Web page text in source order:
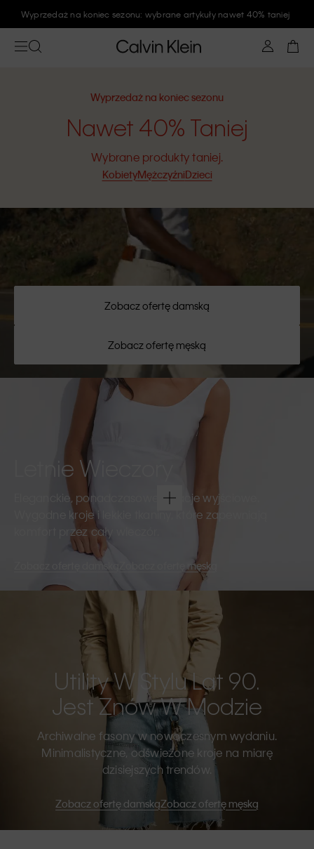
Zapisz się na newsletter Calvin Klein i zyskaj rabat 10%
Wyprzedaż na koniec sezonu
Nawet 40% Taniej
Wybrane produkty taniej.
KobietyMężczyźniDzieci
Zobacz ofertę damską
Zobacz ofertę męską
Letnie Wieczory
Eleganckie, ponadczasowe kreacje wyjściowe.
Wygodne kroje i lekkie tkaniny, które zapewniają
komfort przez cały wieczór.
Zobacz ofertę damską Zobacz ofertę męską
Utility W Stylu Lat 90.
Jest Znów W Modzie
Archiwalne fasony w nowoczesnym wydaniu.
Minimalistyczne, odświeżone kroje na miarę
dzisiejszych trendów.
Zobacz ofertę damskąZobacz ofertę męską